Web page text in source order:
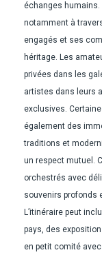
échanges
notamment à
engagés et ses
héritage. Les
privées dans les
artistes dans leurs
exclusives.
également des
traditions et
un respect mutuel.
orchestrés avec
souvenirs profonds
L’itinéraire peut
pays, des
en petit comité